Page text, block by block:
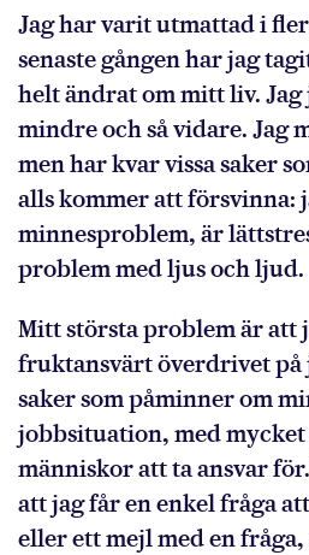
Jag har varit utmattad i
senaste gången har jag
helt ändrat om mitt liv.
mindre och så vidare. Jag
men har kvar vissa saker
alls kommer att försvinna:
minnesproblem, är
problem med ljus och ljud.
Mitt största problem är att
fruktansvärt överdrivet
saker som påminner om
jobbsituation, med
människor att ta ansvar
att jag får en enkel fråga
eller ett mejl med en fråga,